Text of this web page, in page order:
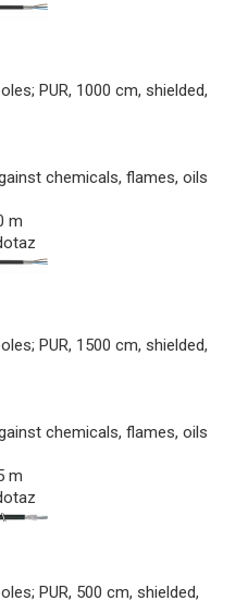
PUR, 1000 cm, shielded,
chemicals, flames, oils
m
PUR, 1500 cm, shielded,
chemicals, flames, oils
m
PUR, 500 cm, shielded,